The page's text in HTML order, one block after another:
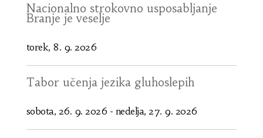
Nacionalno strokovno usposabljanje
Branje je veselje
torek, 8. 9. 2026
Tabor učenja jezika gluhoslepih
sobota, 26. 9. 2026 - nedelja, 27. 9. 2026